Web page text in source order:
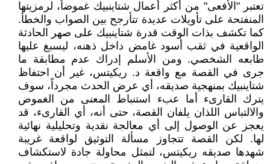
تعتبر "الأفعى" من أكثر أعمال شتاينبيك غموضاً، لرمزيتها
المنفتحة على تأويلات عديدة تتأرجح بين الصواب والخطأ.
كما تكشف بذات الوقت قدرة شتاينبيك على صهر الحادثة
الواقعية في ثقب أسود غامض داخل ذهنه، ليسبغ عليها
طابعه الشخصي. ومن الأسلم إدراك عدم مطابقة ما
جرى في القصة مع واقعة د. ريكيتس، غير أن احتفاظ
شتاينبيك بمنهجية صديقه، أي عرض الحدث مجرداً، سوف
يترك القارىء أما عبء استنباط المعنى من الغموض
والالتباس اللذان يلفان القصة، حتى أنه، أي القارىء، قد
يعجز عن الوصول إلى أي معالجة نقدية وتحليلية نهائية
لها. لكن القصة تتجاوز مسألة التوثيق لواقعة غريبة
شهدها صديقه ريكيتس، لتمثل محاولة جادة لاستكشاف